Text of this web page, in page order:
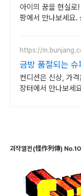
립
아이의 꿈을 현실로
팡에서 만나보세요.
https://
금방 품절되는 슈
브랜드 중고거래
컨디션은 신상, 가
장터에서 만나보세
괴작열전(怪作列傳)